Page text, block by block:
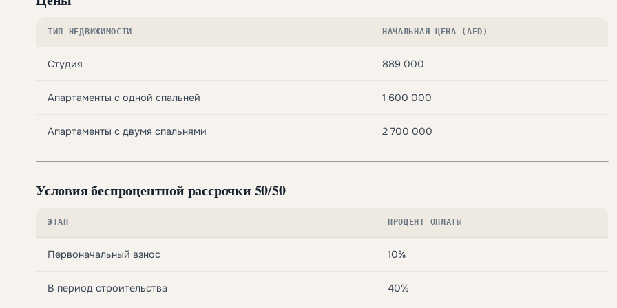
ТИП НЕДВИЖИМОСТИ НАЧАЛЬНАЯ ЦЕНА (AED)
Студия 889 000
Апартаменты с одной спальней 1 600 000
Апартаменты с двумя спальнями 2 700 000
Условия беспроцентной рассрочки 50/50
ЭТАП ПРОЦЕНТ ОПЛАТЫ
Первоначальный взнос 10%
В период строительства 40%